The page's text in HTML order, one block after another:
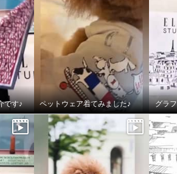
です♪ ペットウェア着てみました♪